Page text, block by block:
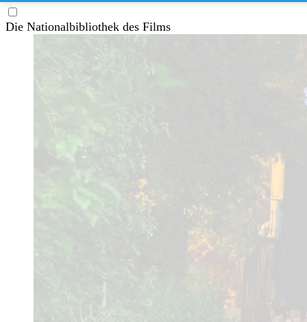
Die Nationalbibliothek des Films